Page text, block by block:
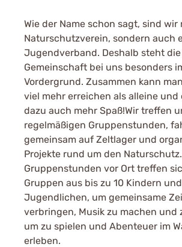
Wie der Name schon sagt, sind
Naturschutzverein, sondern auch
Jugendverband. Deshalb steht die
Gemeinschaft bei uns besonders
Vordergrund. Zusammen kann
viel mehr erreichen als alleine und
dazu auch mehr Spaß!Wir treffen
regelmäßigen Gruppenstunden,
gemeinsam auf Zeltlager und
Projekte rund um den
Gruppenstunden vor Ort treffen
Gruppen aus bis zu 10 Kindern und
Jugendlichen, um gemeinsame
verbringen, Musik zu machen und
um zu spielen und Abenteuer im
erleben.